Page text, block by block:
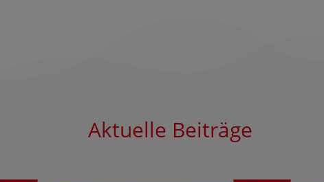
Aktuelle Beiträge